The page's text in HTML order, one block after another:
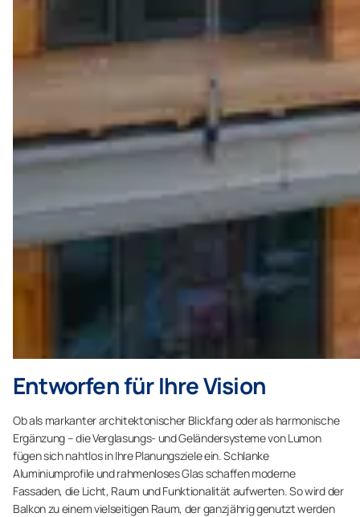
Entworfen für Ihre Vision
Ob als markanter architektonischer Blickfang oder als harmonische
Ergänzung – die Verglasungs- und Geländersysteme von Lumon
fügen sich nahtlos in Ihre Planungsziele ein. Schlanke
Aluminiumprofile und rahmenloses Glas schaffen moderne
Fassaden, die Licht, Raum und Funktionalität aufwerten. So wird der
Balkon zu einem vielseitigen Raum, der ganzjährig genutzt werden